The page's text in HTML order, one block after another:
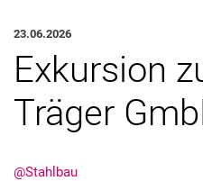
23.06.2026
Exkursion
Träger
@Stahlbau